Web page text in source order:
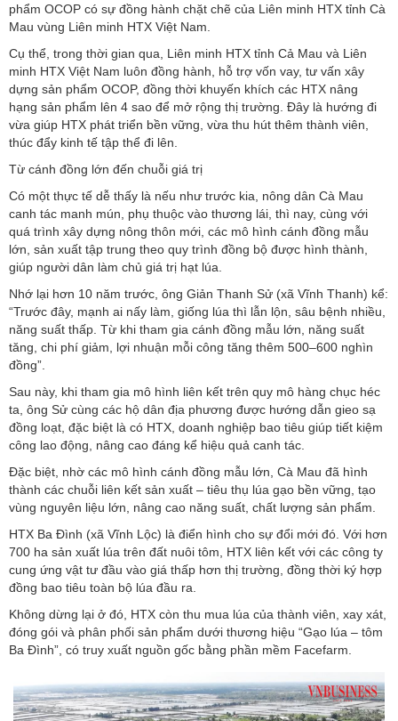
phẩm OCOP có sự đồng hành chặt chẽ của Liên minh HTX tỉnh Cà
Mau vùng Liên minh HTX Việt Nam.
Cụ thể, trong thời gian qua, Liên minh HTX tỉnh Cả Mau và Liên
minh HTX Việt Nam luôn đồng hành, hỗ trợ vốn vay, tư vấn xây
dựng sản phẩm OCOP, đồng thời khuyến khích các HTX nâng
hạng sản phẩm lên 4 sao để mở rộng thị trường. Đây là hướng đi
vừa giúp HTX phát triển bền vững, vừa thu hút thêm thành viên,
thúc đẩy kinh tế tập thể đi lên.
Từ cánh đồng lớn đến chuỗi giá trị
Có một thực tế dễ thấy là nếu như trước kia, nông dân Cà Mau
canh tác manh mún, phụ thuộc vào thương lái, thì nay, cùng với
quá trình xây dựng nông thôn mới, các mô hình cánh đồng mẫu
lớn, sản xuất tập trung theo quy trình đồng bộ được hình thành,
giúp người dân làm chủ giá trị hạt lúa.
Nhớ lại hơn 10 năm trước, ông Giản Thanh Sử (xã Vĩnh Thanh) kể:
“Trước đây, mạnh ai nấy làm, giống lúa thì lẫn lộn, sâu bệnh nhiều,
năng suất thấp. Từ khi tham gia cánh đồng mẫu lớn, năng suất
tăng, chi phí giảm, lợi nhuận mỗi công tăng thêm 500–600 nghìn
đồng”.
Sau này, khi tham gia mô hình liên kết trên quy mô hàng chục héc
ta, ông Sử cùng các hộ dân địa phương được hướng dẫn gieo sạ
đồng loạt, đặc biệt là có HTX, doanh nghiệp bao tiêu giúp tiết kiệm
công lao động, nâng cao đáng kể hiệu quả canh tác.
Đặc biệt, nhờ các mô hình cánh đồng mẫu lớn, Cà Mau đã hình
thành các chuỗi liên kết sản xuất – tiêu thụ lúa gạo bền vững, tạo
vùng nguyên liệu lớn, nâng cao năng suất, chất lượng sản phẩm.
HTX Ba Đình (xã Vĩnh Lộc) là điển hình cho sự đổi mới đó. Với hơn
700 ha sản xuất lúa trên đất nuôi tôm, HTX liên kết với các công ty
cung ứng vật tư đầu vào giá thấp hơn thị trường, đồng thời ký hợp
đồng bao tiêu toàn bộ lúa đầu ra.
Không dừng lại ở đó, HTX còn thu mua lúa của thành viên, xay xát,
đóng gói và phân phối sản phẩm dưới thương hiệu “Gạo lúa – tôm
Ba Đình”, có truy xuất nguồn gốc bằng phần mềm Facefarm.